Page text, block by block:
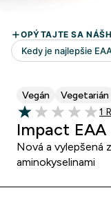
Vegán Vegetarián
1 out of 5 stars
1
1
Impact EAA
Nová a vylepšená
aminokyselinami